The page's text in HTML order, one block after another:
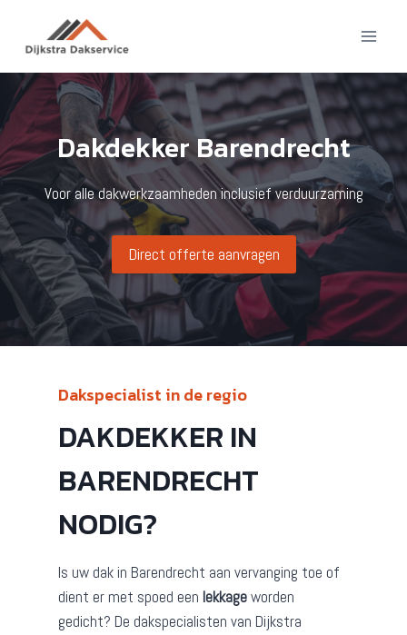
inhoud
Dakdekker Barendrecht
Voor alle dakwerkzaamheden inclusief verduurzaming
Direct offerte aanvragen
Dakspecialist in de regio
DAKDEKKER IN
BARENDRECHT
NODIG?
Is uw dak in Barendrecht aan vervanging toe of
dient er met spoed een lekkageworden
gedicht? De dakspecialisten van Dijkstra